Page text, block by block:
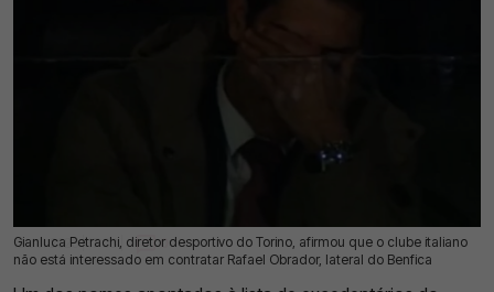
Gianluca Petrachi, diretor desportivo do Torino, afirmou que o clube italiano
não está interessado em contratar Rafael Obrador, lateral do Benfica
12 Jul 2026 | 17:38 | 0